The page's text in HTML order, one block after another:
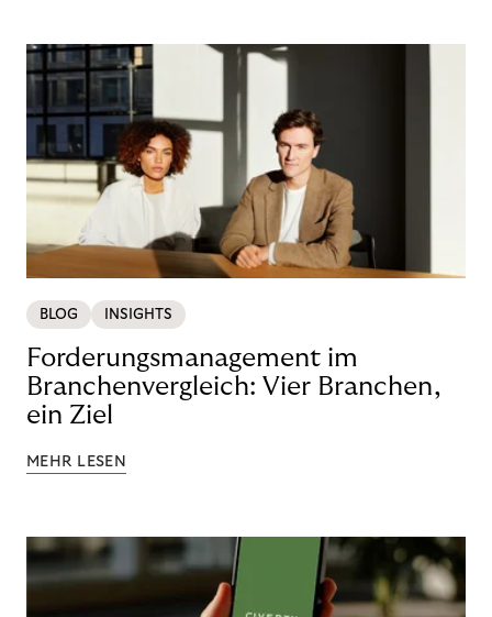
BLOG INSIGHTS
Forderungsmanagement im
Branchenvergleich: Vier Branchen,
ein Ziel
MEHR LESEN